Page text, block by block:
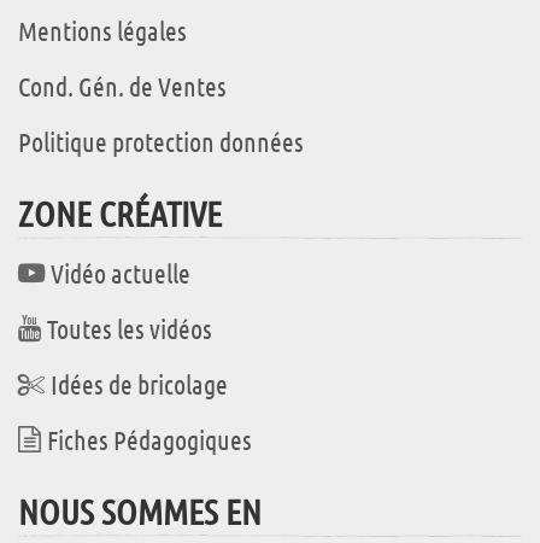
Mentions légales
Cond. Gén. de Ventes
Politique protection données
ZONE CRÉATIVE
Vidéo actuelle
Toutes les vidéos
Idées de bricolage
Fiches Pédagogiques
NOUS SOMMES EN